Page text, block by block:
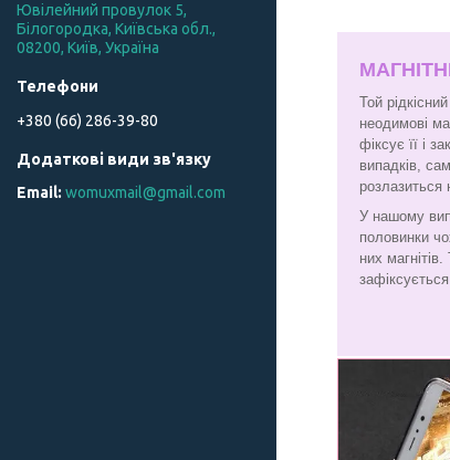
Той
неодимові
фіксує її і
випадків,
розлазиться
У нашому
половинки
них
Ювілейний провулок 5,
Білогородка, Київська обл.,
08200, Київ, Україна
+380 (66) 286-39-80
womuxmail@gmail.com